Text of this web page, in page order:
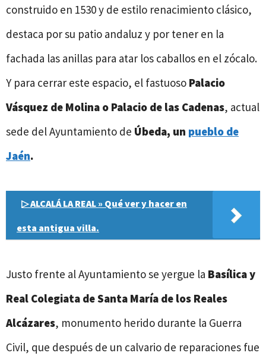
construido en 1530 y de estilo renacimiento clásico,
destaca por su patio andaluz y por tener en la
fachada las anillas para atar los caballos en el zócalo.
Y para cerrar este espacio, el fastuoso Palacio
Vásquez de Molina o Palacio de las Cadenas, actual
sede del Ayuntamiento de Úbeda, un pueblo de
Jaén.
▷ ALCALÁ LA REAL » Qué ver y hacer en
esta antigua villa.
Justo frente al Ayuntamiento se yergue la Basílica y
Real Colegiata de Santa María de los Reales
Alcázares, monumento herido durante la Guerra
Civil, que después de un calvario de reparaciones fue